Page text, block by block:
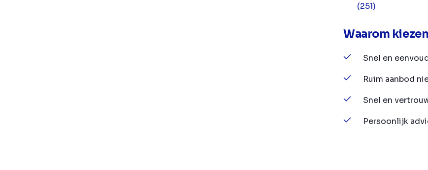
(251)
Waarom
Snel en
Ruim aanbod
Snel en
Persoonlijk